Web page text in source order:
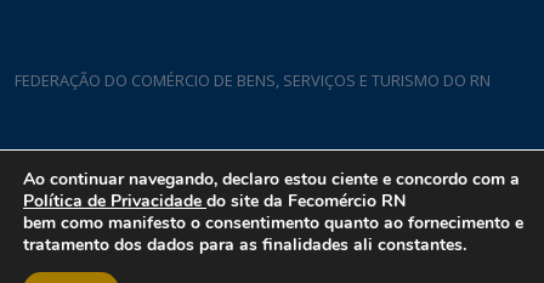
FEDERAÇÃO DO COMÉRCIO DE BENS, SERVIÇOS E TURISMO DO RN
Rua Padre João Damasceno, 1935 - Lagoa Nova CEP 59075-760
Ao continuar navegando, declaro estou ciente e concordo com a
Política de Privacidade do site da Fecomércio RN
bem como manifesto o consentimento quanto ao fornecimento e
tratamento dos dados para as finalidades ali constantes.